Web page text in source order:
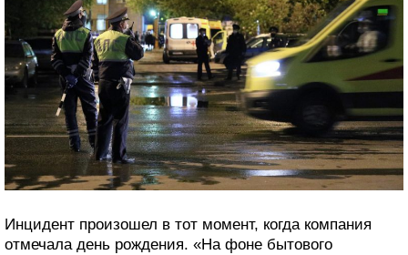
Инцидент произошел в тот момент, когда компания
отмечала день рождения. «На фоне бытового